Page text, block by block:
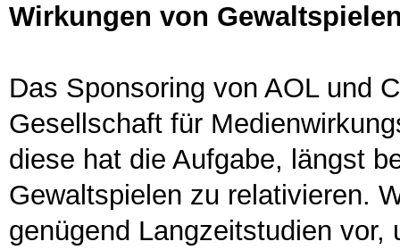
Wirkungen von
Das Sponsoring von AOL und
Gesellschaft für
diese hat die Aufgabe, längst
Gewaltspielen zu relativieren.
genügend Langzeitstudien